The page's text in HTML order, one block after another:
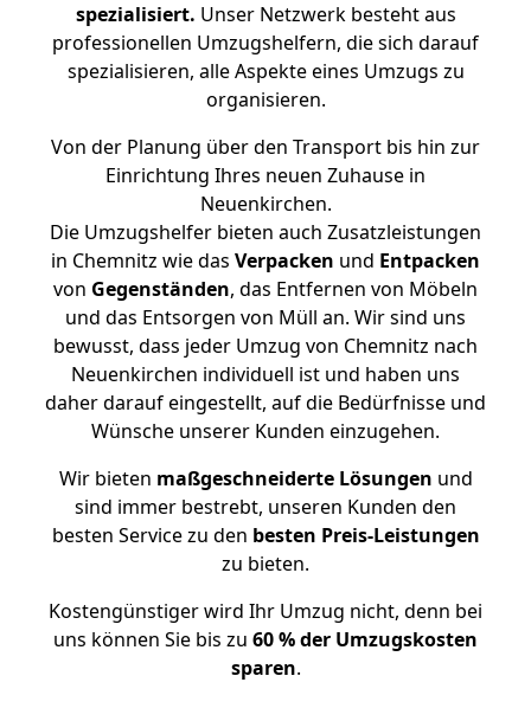
spezialisiert. Unser Netzwerk besteht aus
professionellen Umzugshelfern, die sich darauf
spezialisieren, alle Aspekte eines Umzugs zu
organisieren.
Von der Planung über den Transport bis hin zur
Einrichtung Ihres neuen Zuhause in
Neuenkirchen.
Die Umzugshelfer bieten auch Zusatzleistungen
in Chemnitz wie das Verpacken und Entpacken
von Gegenständen, das Entfernen von Möbeln
und das Entsorgen von Müll an. Wir sind uns
bewusst, dass jeder Umzug von Chemnitz nach
Neuenkirchen individuell ist und haben uns
daher darauf eingestellt, auf die Bedürfnisse und
Wünsche unserer Kunden einzugehen.
Wir bieten maßgeschneiderte Lösungen und
sind immer bestrebt, unseren Kunden den
besten Service zu den besten Preis-Leistungen
zu bieten.
Kostengünstiger wird Ihr Umzug nicht, denn bei
uns können Sie bis zu 60 % der Umzugskosten
sparen.